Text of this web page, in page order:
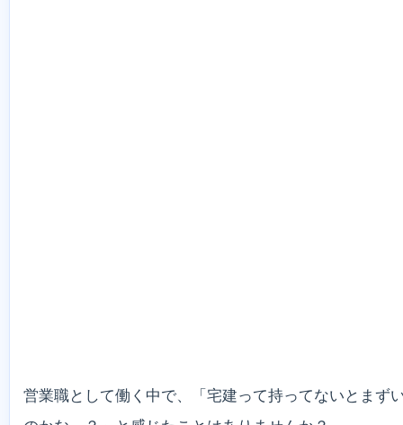
営業職として働く中で、「宅建って持ってないとまず